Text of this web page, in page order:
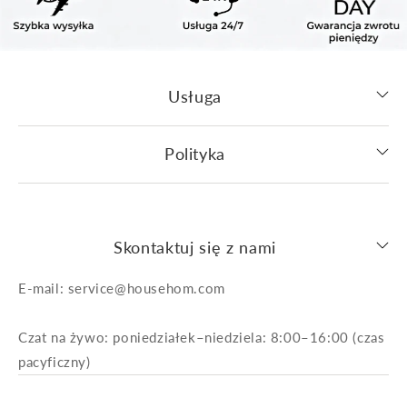
Usługa
Polityka
Skontaktuj się z nami
E-mail: service@househom.com
Czat na żywo: poniedziałek–niedziela: 8:00–16:00 (czas
pacyficzny)